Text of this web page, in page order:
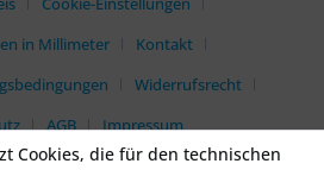
in Millimeter
Kontakt
Widerrufsrecht
AGB Impressum
Cookies, die für den technischen